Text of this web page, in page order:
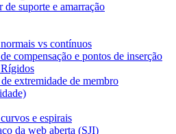
de suporte e amarração
vs contínuos
compensação e pontos de inserção
extremidade de membro
e espirais
da web aberta (SJI)